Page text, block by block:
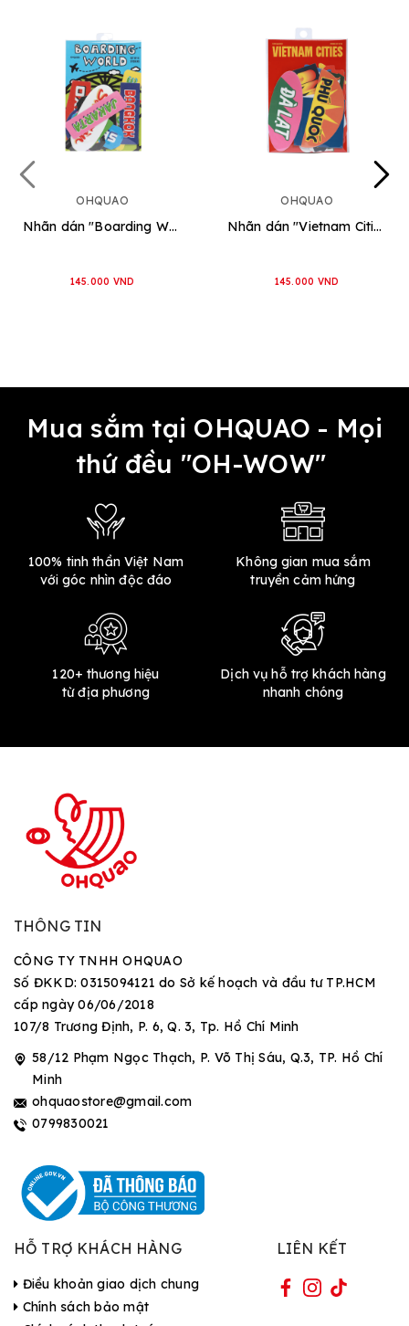
OHQUAO
Nhãn dán "Boarding World"
145.000 VND
OHQUAO
Nhãn dán "Vietnam Cities"
145.000 VND
Mua sắm tại OHQUAO - Mọi
thứ đều "OH-WOW"
100% tinh thần Việt Nam
với góc nhìn độc đáo
Không gian mua sắm
truyền cảm hứng
120+ thương hiệu
từ địa phương
Dịch vụ hỗ trợ khách hàng
nhanh chóng
THÔNG TIN
CÔNG TY TNHH OHQUAO
Số ĐKKD: 0315094121 do Sở kế hoạch và đầu tư TP.HCM
cấp ngày 06/06/2018
107/8 Trương Định, P. 6, Q. 3, Tp. Hồ Chí Minh
58/12 Phạm Ngọc Thạch, P. Võ Thị Sáu, Q.3, TP. Hồ Chí
Minh
ohquaostore@gmail.com
0799830021
HỖ TRỢ KHÁCH HÀNG
Điều khoản giao dịch chung
Chính sách bảo mật
LIÊN KẾT